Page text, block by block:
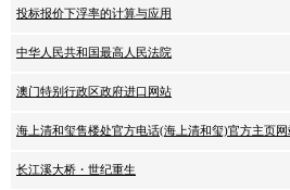
投标报价下浮率的计算与应用
中华人民共和国最高人民法院
澳门特别行政区政府进口网站
海上清和玺售楼处官方电话(海上清和玺)官方主页
长江溪大桥・世纪重生